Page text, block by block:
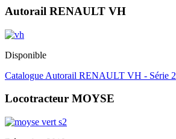
Autorail RENAULT VH
Disponible
Catalogue Autorail RENAULT VH - Série 2
Locotracteur MOYSE